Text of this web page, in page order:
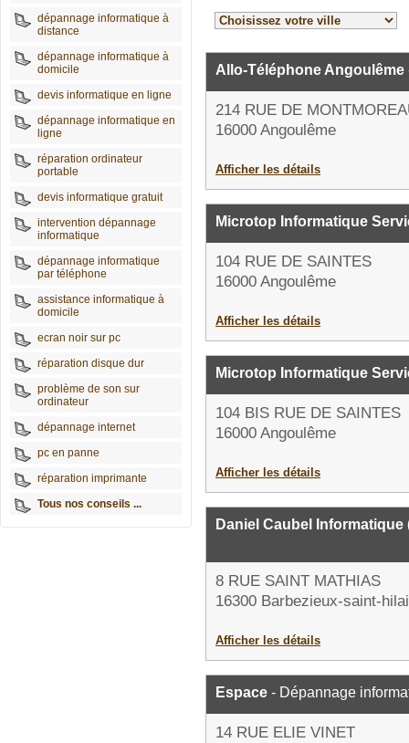
dépannage informatique à
distance
dépannage informatique à
domicile
devis informatique en ligne
dépannage informatique en
ligne
réparation ordinateur
portable
devis informatique gratuit
intervention dépannage
informatique
dépannage informatique
par téléphone
assistance informatique à
domicile
ecran noir sur pc
réparation disque dur
problème de son sur
ordinateur
dépannage internet
pc en panne
réparation imprimante
Tous nos conseils ...
Allo-Téléphone Angoulême
214 RUE DE
16000 Angoulême
Afficher les détails
Microtop Informatique
104 RUE DE SAINTES
16000 Angoulême
Afficher les détails
Microtop Informatique
104 BIS RUE DE SAINTES
16000 Angoulême
Afficher les détails
Daniel Caubel Informatique
8 RUE SAINT MATHIAS
16300 Barbezieux-saint-
Afficher les détails
Espace - Dépannage
14 RUE ELIE VINET